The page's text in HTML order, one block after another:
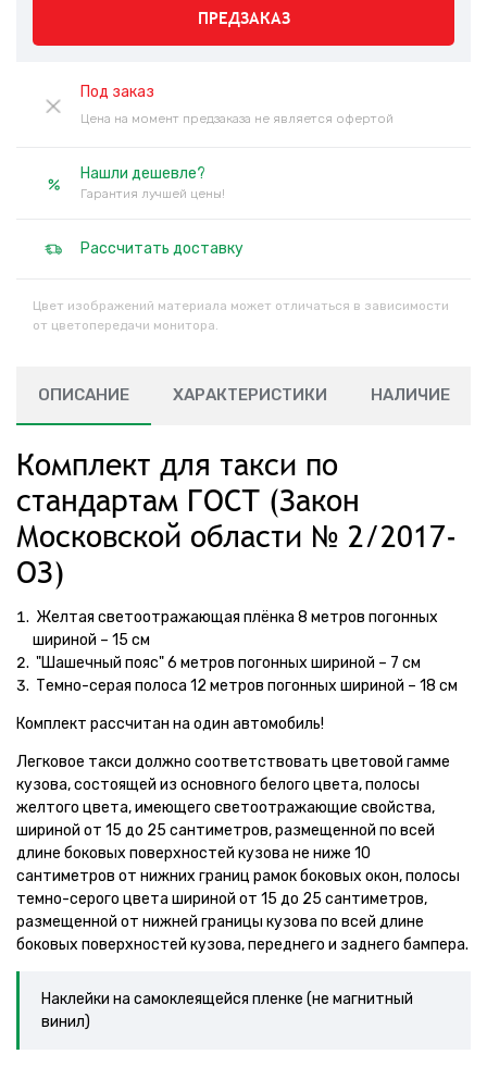
ПРЕДЗАКАЗ
Под заказ
Цена на момент предзаказа не является офертой
Нашли дешевле?
Гарантия лучшей цены!
Рассчитать доставку
Цвет изображений материала может отличаться в зависимости
от цветопередачи монитора.
ОПИСАНИЕ ХАРАКТЕРИСТИКИ НАЛИЧИЕ
Комплект для такси по
стандартам ГОСТ (Закон
Московской области № 2/2017-
ОЗ)
Желтая светоотражающая плёнка 8 метров погонных
шириной – 15 см
"Шашечный пояс" 6 метров погонных шириной – 7 см
Темно-серая полоса 12 метров погонных шириной – 18 см
Комплект рассчитан на один автомобиль!
Легковое такси должно соответствовать цветовой гамме
кузова, состоящей из основного белого цвета, полосы
желтого цвета, имеющего светоотражающие свойства,
шириной от 15 до 25 сантиметров, размещенной по всей
длине боковых поверхностей кузова не ниже 10
сантиметров от нижних границ рамок боковых окон, полосы
темно-серого цвета шириной от 15 до 25 сантиметров,
размещенной от нижней границы кузова по всей длине
боковых поверхностей кузова, переднего и заднего бампера.
Наклейки на самоклеящейся пленке (не магнитный
винил)